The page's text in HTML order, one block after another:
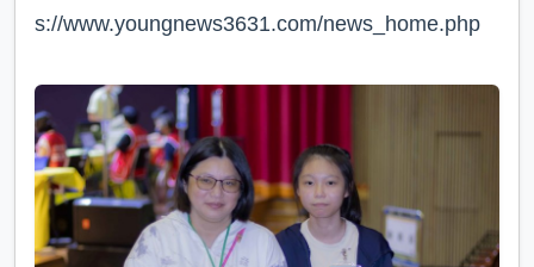
s://www.youngnews3631.com/news_home.php⁠